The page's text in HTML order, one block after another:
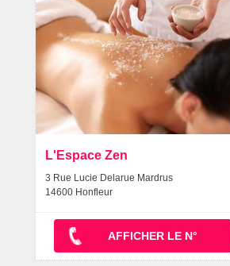
L'Espace Zen
3 Rue Lucie Delarue Mardrus
14600 Honfleur
AFFICHER LE N°